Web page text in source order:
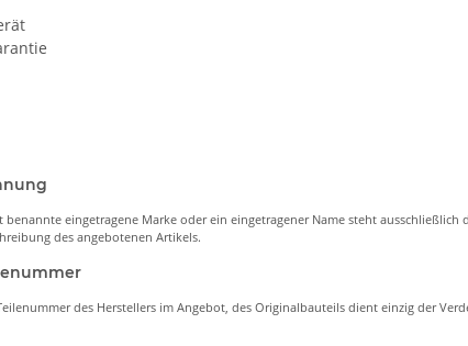
benannte eingetragene Marke oder ein eingetragener Name steht
des angebotenen Artikels.
des Herstellers im Angebot, des Originalbauteils dient einzig der